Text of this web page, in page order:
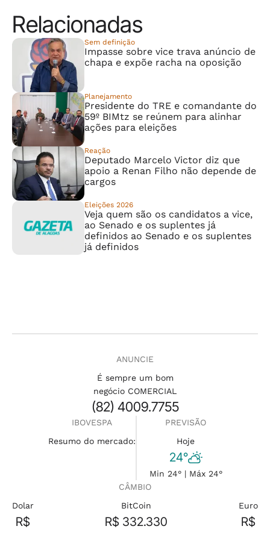
Relacionadas
Sem definição
Impasse sobre vice trava anúncio de
chapa e expõe racha na oposição
Planejamento
Presidente do TRE e comandante do
59º BIMtz se reúnem para alinhar
ações para eleições
Reação
Deputado Marcelo Victor diz que
apoio a Renan Filho não depende de
cargos
Eleições 2026
Veja quem são os candidatos a vice,
ao Senado e os suplentes já
definidos ao Senado e os suplentes
já definidos
ANUNCIE
É sempre um bom
negócio COMERCIAL
(82) 4009.7755
IBOVESPA
Resumo do mercado:
PREVISÃO
Hoje
24°
Min 24° | Máx 24°
CÂMBIO
Dolar
R$
BitCoin
R$ 332.330
Euro
R$